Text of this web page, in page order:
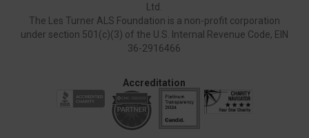
Ltd.
The Les Turner ALS Foundation is a non-profit corporation
under section 501(c)(3) of the U.S. Internal Revenue Code, EIN
36-2916466
Accreditation